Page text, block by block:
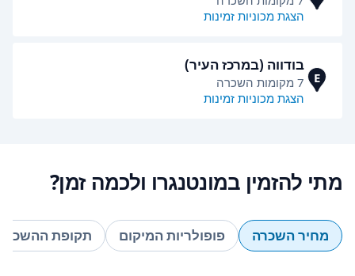
הצגת מכוניות זמינות
E
בודווה (במרכז העיר)
7 מקומות השכרה
הצגת מכוניות זמינות
מתי להזמין במונטנגרו ולכמה זמן?
מחיר השכרה פופולריות המיקום תקופת